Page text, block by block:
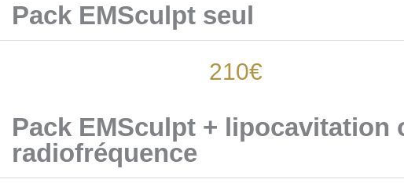
Pack EMSculpt seul
210€
Pack EMSculpt + lipocavitation
radiofréquence